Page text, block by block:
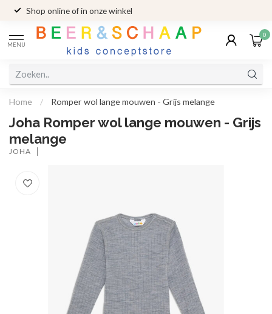
Shop online of in onze winkel
MENU
0
Home / Romper wol lange mouwen - Grijs melange
Joha Romper wol lange mouwen - Grijs
melange
JOHA